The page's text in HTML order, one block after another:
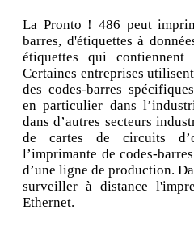
La Pronto ! 486 peut
barres, d'étiquettes à
étiquettes qui
Certaines entreprises
des codes-barres
en particulier dans
dans d’autres secteurs
de cartes de circuits
l’imprimante de codes-
d’une ligne de production.
surveiller à distance
Ethernet.